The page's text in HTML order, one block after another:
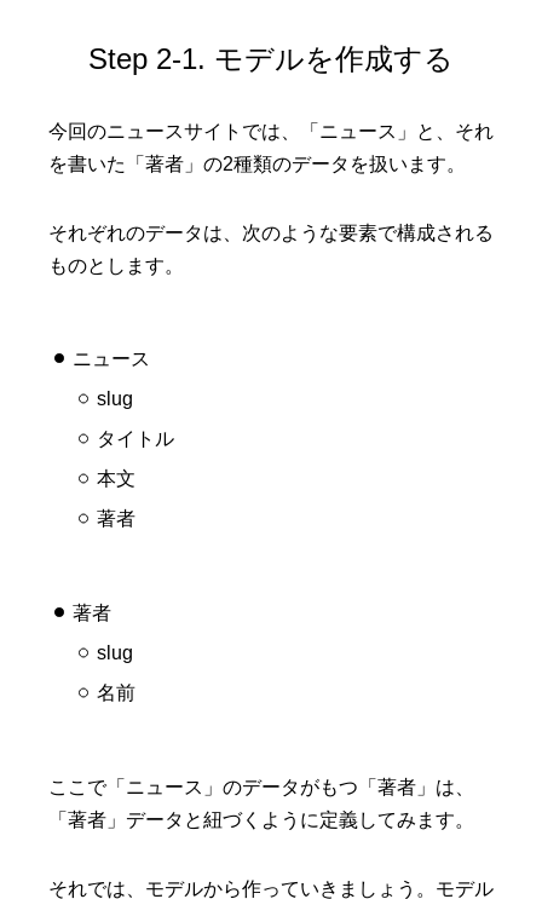
Step 2-1. モデルを作成する
今回のニュースサイトでは、「ニュース」と、それ
を書いた「著者」の2種類のデータを扱います。
それぞれのデータは、次のような要素で構成される
ものとします。
ニュース
slug
タイトル
本文
著者
著者
slug
名前
ここで「ニュース」のデータがもつ「著者」は、
「著者」データと紐づくように定義してみます。
それでは、モデルから作っていきましょう。モデル